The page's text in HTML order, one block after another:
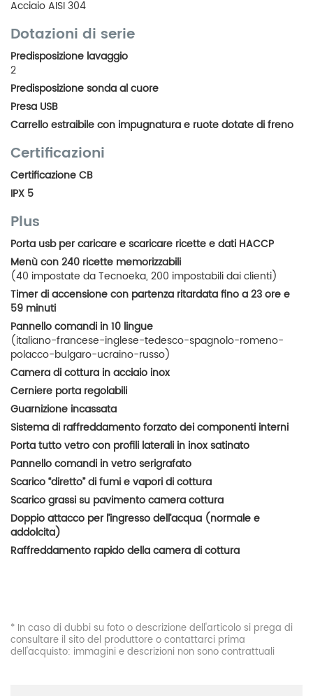
Acciaio AISI 304
Dotazioni di serie
Predisposizione lavaggio
2
Predisposizione sonda al cuore
Presa USB
Carrello estraibile con impugnatura e ruote dotate di freno
Certificazioni
Certificazione CB
IPX 5
Plus
Porta usb per caricare e scaricare ricette e dati HACCP
Menù con 240 ricette memorizzabili
(40 impostate da Tecnoeka, 200 impostabili dai clienti)
Timer di accensione con partenza ritardata fino a 23 ore e
59 minuti
Pannello comandi in 10 lingue
(italiano-francese-inglese-tedesco-spagnolo-romeno-
polacco-bulgaro-ucraino-russo)
Camera di cottura in acciaio inox
Cerniere porta regolabili
Guarnizione incassata
Sistema di raffreddamento forzato dei componenti interni
Porta tutto vetro con profili laterali in inox satinato
Pannello comandi in vetro serigrafato
Scarico “diretto” di fumi e vapori di cottura
Scarico grassi su pavimento camera cottura
Doppio attacco per l’ingresso dell’acqua (normale e
addolcita)
Raffreddamento rapido della camera di cottura
* In caso di dubbi su foto o descrizione dell'articolo si prega di
consultare il sito del produttore o contattarci prima
dell'acquisto: immagini e descrizioni non sono contrattuali